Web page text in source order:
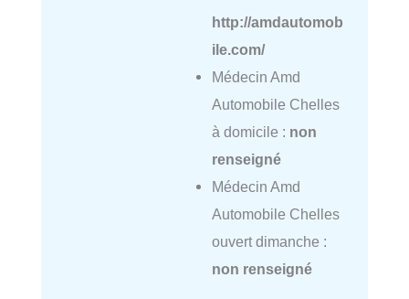
http://amdautomob
ile.com/
Médecin Amd
Automobile Chelles
à domicile : non
renseigné
Médecin Amd
Automobile Chelles
ouvert dimanche :
non renseigné